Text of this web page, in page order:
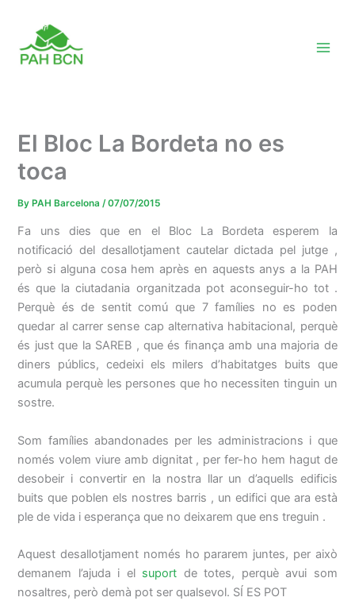
content
El Bloc La Bordeta no es
toca
By PAH Barcelona/07/07/2015
Fa uns dies que en el Bloc La Bordeta esperem la
notificació del desallotjament cautelar dictada pel jutge ,
però si alguna cosa hem après en aquests anys a la PAH
és que la ciutadania organitzada pot aconseguir-ho tot .
Perquè és de sentit comú que 7 famílies no es poden
quedar al carrer sense cap alternativa habitacional, perquè
és just que la SAREB , que és finança amb una majoria de
diners públics, cedeixi els milers d’habitatges buits que
acumula perquè les persones que ho necessiten tinguin un
sostre.
Som famílies abandonades per les administracions i que
només volem viure amb dignitat , per fer-ho hem hagut de
desobeir i convertir en la nostra llar un d’aquells edificis
buits que poblen els nostres barris , un edifici que ara està
ple de vida i esperança que no deixarem que ens treguin .
Aquest desallotjament només ho pararem juntes, per això
demanem l’ajuda i el suport de totes, perquè avui som
nosaltres, però demà pot ser qualsevol. SÍ ES POT